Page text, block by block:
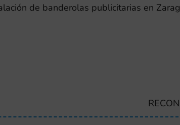
de banderolas publicitarias en